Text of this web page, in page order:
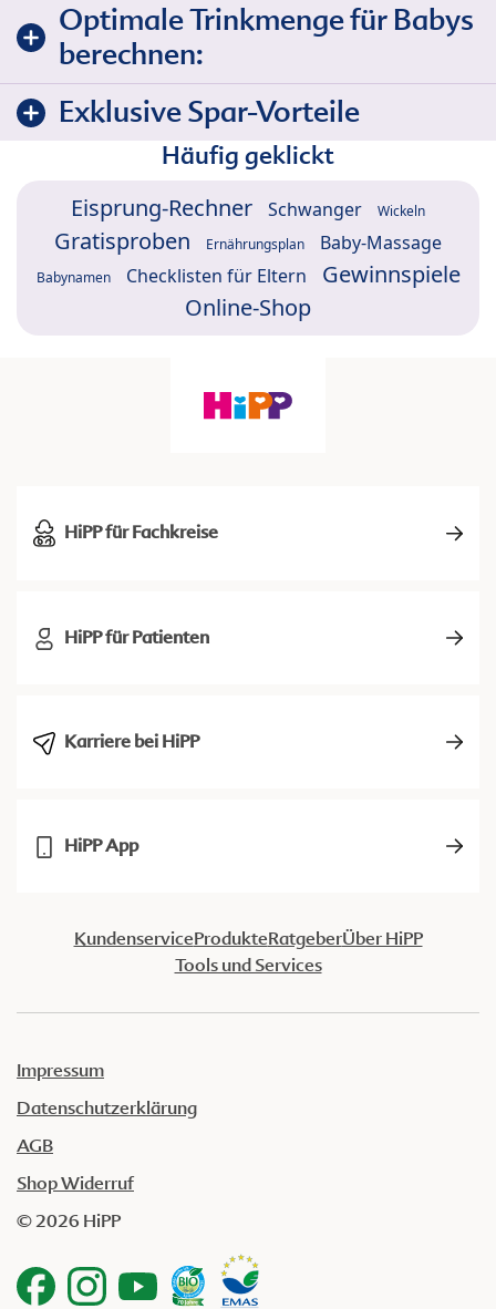
Optimale Trinkmenge für Babys
berechnen:
Exklusive Spar-Vorteile
Häufig geklickt
Eisprung-Rechner Schwanger Wickeln
Gratisproben Ernährungsplan Baby-Massage
Babynamen Checklisten für Eltern
Gewinnspiele
Online-Shop
HiPP für Fachkreise
HiPP für Patienten
Karriere bei HiPP
HiPP App
KundenserviceProdukteRatgeberÜber HiPP
Tools und Services
Impressum
Datenschutzerklärung
AGB
Shop Widerruf
© 2026 HiPP